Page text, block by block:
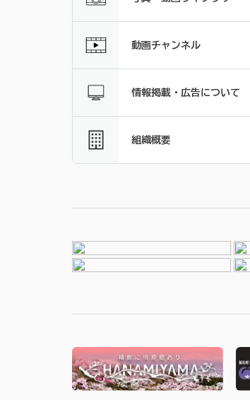
動画チャンネル
情報掲載・広告について
組織概要